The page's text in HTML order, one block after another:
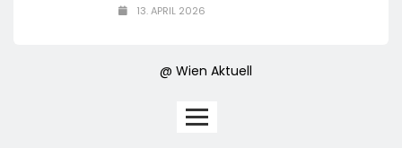
13. APRIL 2026
@ Wien Aktuell